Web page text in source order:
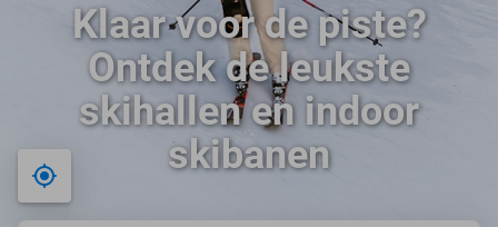
9,4
Ontdek 15.000+ deals
Klaar voor de piste?
Ontdek de leukste
skihallen en indoor
skibanen
Bij mij in de buurt